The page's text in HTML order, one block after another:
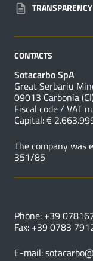
TRANSPARENCY
CONTACTS
Sotacarbo SpA
Great Serbariu
09013 Carbonia
Fiscal code / VAT
Capital: €
The company was
351/85
Phone: +39
Fax: +39 0783
E-mail: